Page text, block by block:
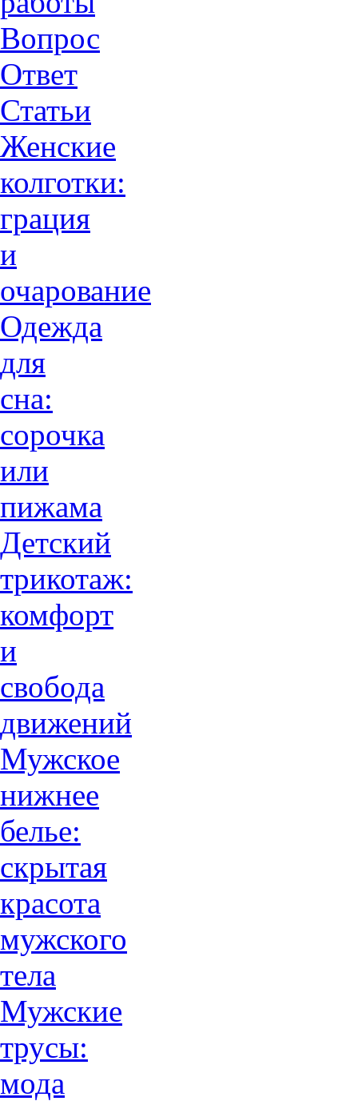
Вопрос
Ответ
Статьи
Женские
колготки:
грация
и
очарованиe
Одежда
для
сна:
сорочка
или
пижама
Детский
трикотаж:
комфорт
и
свобода
движений
Мужское
нижнее
белье:
скрытая
красота
мужского
тела
Мужские
трусы:
мода